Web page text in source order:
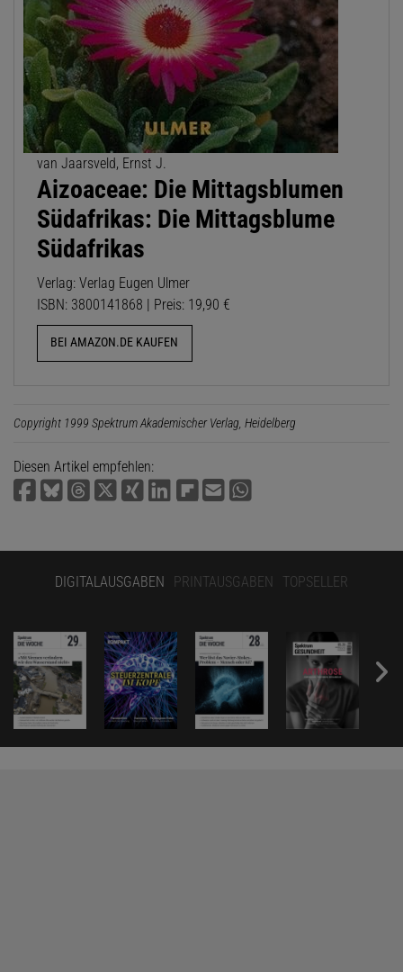
van Jaarsveld, Ernst J.
Aizoaceae: Die Mittagsblumen
Südafrikas: Die Mittagsblume
Südafrikas
Verlag: Verlag Eugen Ulmer
ISBN: 3800141868 | Preis: 19,90 €
BEI AMAZON.DE KAUFEN
Copyright 1999 Spektrum Akademischer Verlag, Heidelberg
Diesen Artikel empfehlen:
DIGITALAUSGABEN PRINTAUSGABEN TOPSELLER